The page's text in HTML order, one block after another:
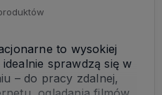
to wysokiej
sprawdzą się w
– do pracy zdalnej,